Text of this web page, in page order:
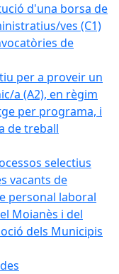
d'una borsa de
ves (C1)
de
per a proveir un
a (A2), en règim
per programa, i
de treball
selectius
vacants de
personal laboral
Moianès i del
dels Municipis